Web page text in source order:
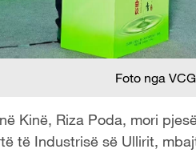
Foto nga VCG
Kinë, Riza Poda, mori
të Industrisë së Ullirit,